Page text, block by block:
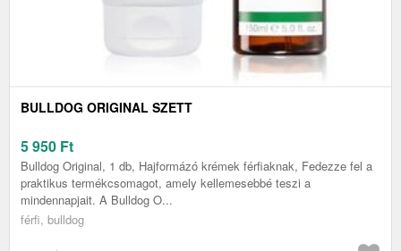
BULLDOG ORIGINAL SZETT
5 950 Ft
Bulldog Original, 1 db, Hajformázó krémek férfiaknak, Fedezze fel a
praktikus termékcsomagot, amely kellemesebbé teszi a
mindennapjait. A Bulldog O...
férfi, bulldog